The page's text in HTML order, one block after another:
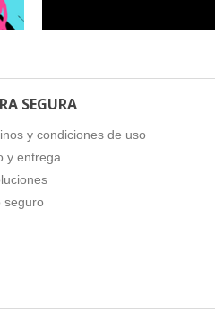
SEGURA
y condiciones de uso
y entrega
seguro